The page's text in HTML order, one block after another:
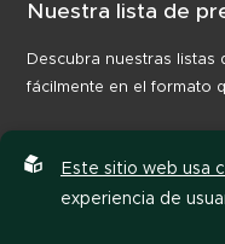
Nuestra lista de
Descubra nuestras listas
fácilmente en el formato
Este sitio web usa
experiencia de